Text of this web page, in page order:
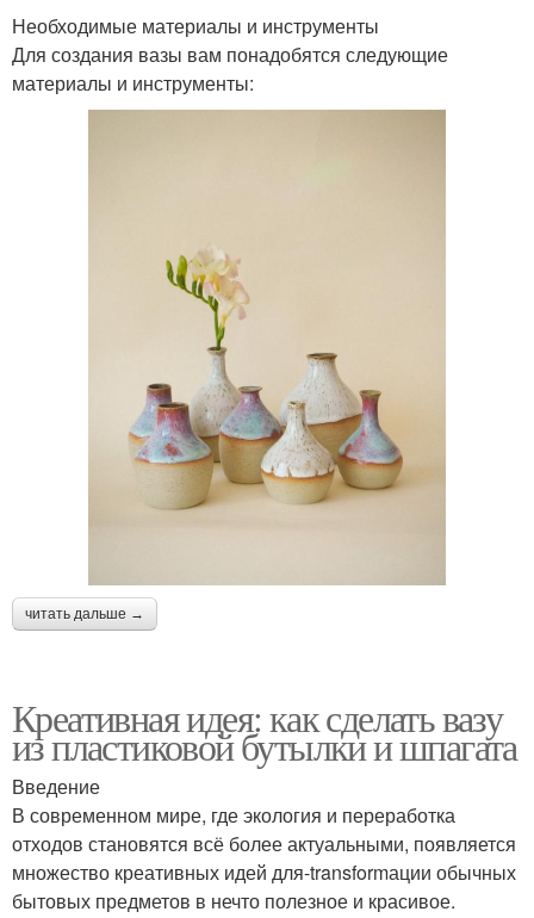
Необходимые материалы и инструменты
Для создания вазы вам понадобятся следующие
материалы и инструменты:
читать дальше →
Креативная идея: как сделать вазу
из пластиковой бутылки и шпагата
Введение
В современном мире, где экология и переработка
отходов становятся всё более актуальными, появляется
множество креативных идей для-transformации обычных
бытовых предметов в нечто полезное и красивое.